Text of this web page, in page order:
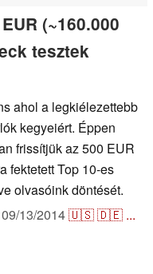
(~160.000
tesztek
ahol a legkiélezettebb
kegyeiért. Éppen
frissítjük az 500 EUR
fektetett Top 10-es
olvasóink döntését.
09/13/2014🇺🇸🇩🇪 ...